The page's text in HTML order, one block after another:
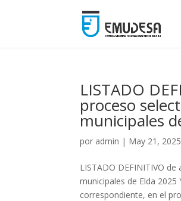
LISTADO
proceso
municipales
por admin | May 21, 2025
LISTADO DEFINITIVO
municipales de Elda
correspondiente, en el